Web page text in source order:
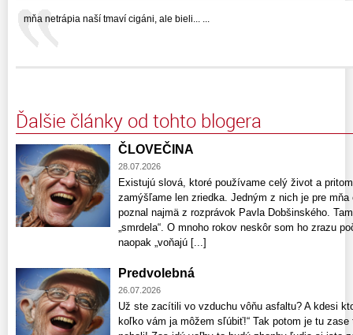
mňa netrápia naší tmaví cigáni, ale bieli... ...
Ďalšie články od tohto blogera
ČLOVEČINA
28.07.2026
Existujú slová, ktoré používame celý život a
zamýšľame len zriedka. Jedným z nich je pre
poznal najmä z rozprávok Pavla Dobšinského.
„smrdela“. O mnoho rokov neskôr som ho zrazu
naopak „voňajú [...]
Predvolebná
26.07.2026
Už ste zacítili vo vzduchu vôňu asfaltu? A kdesi
koľko vám ja môžem sľúbiť!“ Tak potom je tu